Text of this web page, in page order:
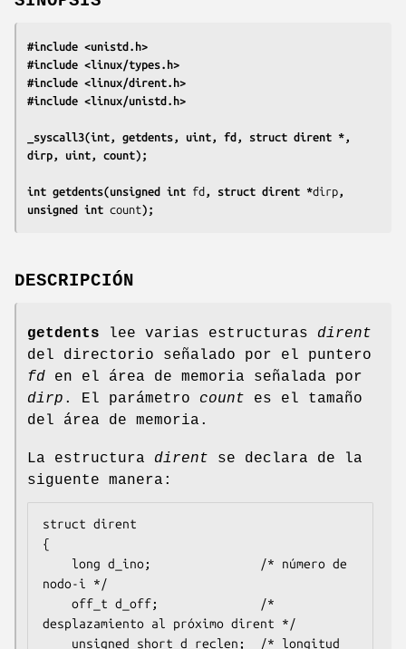
#include <unistd.h>
#include <linux/types.h>
#include <linux/dirent.h>
#include <linux/unistd.h>
_syscall3(int, getdents, uint, fd, struct dirent *,
dirp, uint, count);
int getdents(unsigned int fd , struct dirent *dirp ,
unsigned int count);
DESCRIPCIÓN
getdents lee varias estructuras dirent
del directorio señalado por el puntero
fd en el área de memoria señalada por
dirp . El parámetro count es el tamaño
del área de memoria.
La estructura dirent se declara de la
siguente manera:
struct dirent
{
nodo-i */
desplazamiento al próximo dirent */